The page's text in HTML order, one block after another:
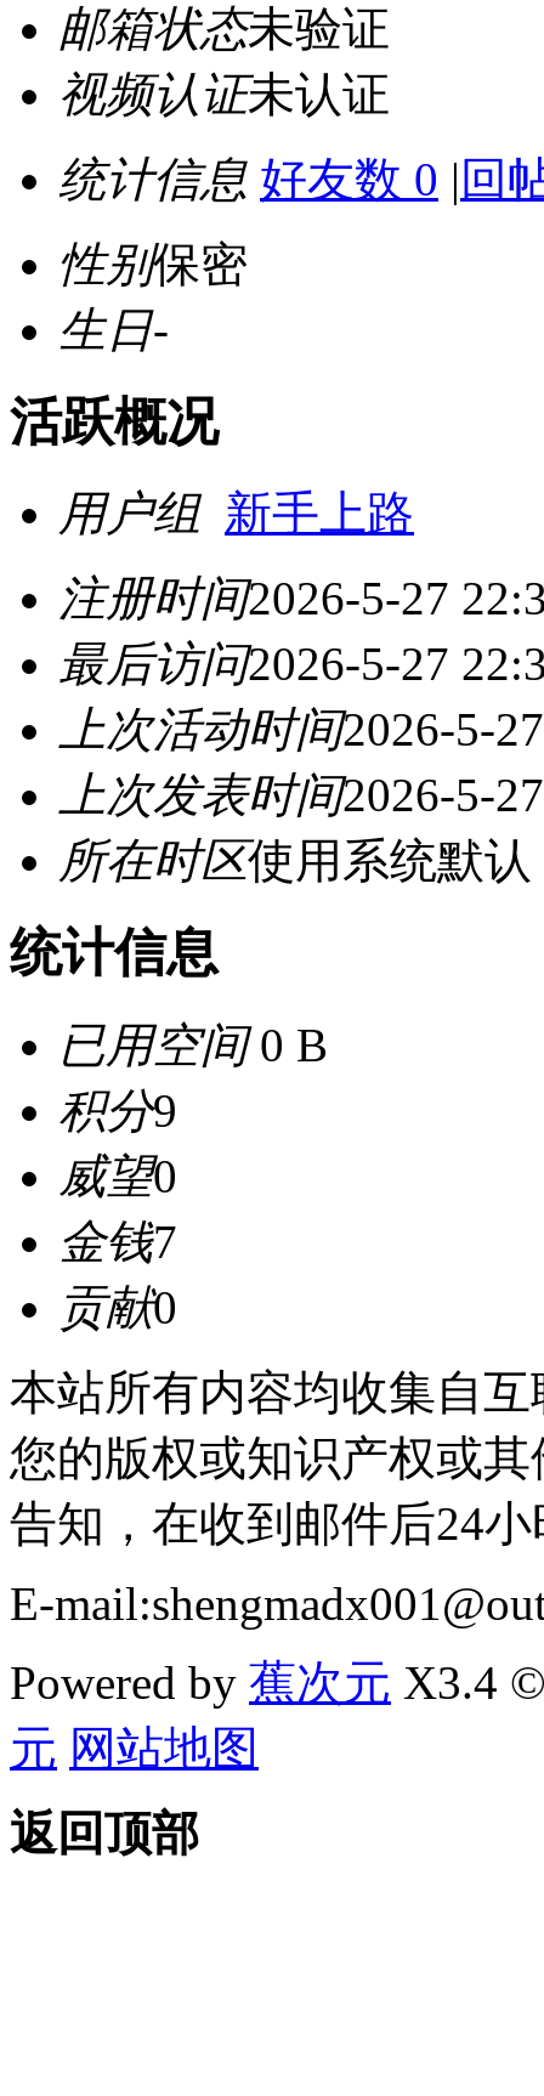
邮箱状态未验证
视频认证未认证
统计信息 好友数 0 | 回
性别保密
生日-
活跃概况
用户组 新手上路
注册时间2026-5-27
最后访问2026-5-27
上次活动时间2026-5-
上次发表时间2026-5-
所在时区使用系统默认
统计信息
已用空间0 B
积分9
威望0
金钱7
贡献0
本站所有内容均收集自
您的版权或知识产权或
告知，在收到邮件后24
E-
Powered by 蕉次元 X3.4
元 网站地图
返回顶部